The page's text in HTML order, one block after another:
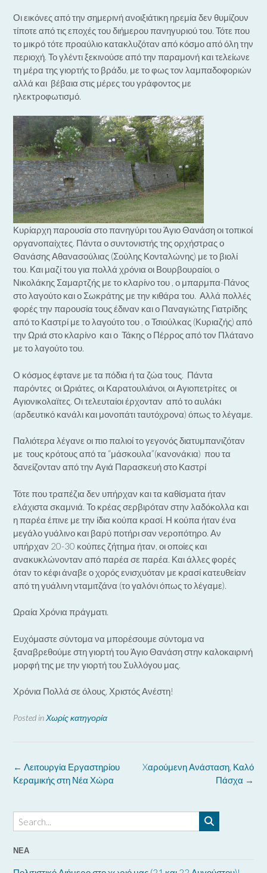
Οι εικόνες από την σημερινή ανοιξιάτικη ηρεμία δεν θυμίζουν
τίποτε από τις εποχές του διήμερου πανηγυριού του. Τότε που
το μικρό τότε προαύλιο κατακλυζόταν από κόσμο από όλη την
περιοχή. Το γλέντι ξεκινούσε από την παραμονή και τελείωνε
τη μέρα της γιορτής το βράδυ, με το φως τον λαμπαδοφοριών
αλλά και βέβαια στις μέρες του γράφοντος με
ηλεκτροφωτισμό.
Κυρίαρχη παρουσία στο πανηγύρι του Άγιο Θανάση οι τοπικοί
οργανοπαίχτες. Πάντα ο συντονιστής της ορχήστρας ο
Θανάσης Αθανασούλιας (Σούλης Κονταλώνης) με το βιολί
του. Και μαζί του για πολλά χρόνια οι Βουρβουραίοι, ο
Νικολάκης Σαμαρτζής με το κλαρίνο του , ο μπαρμπα-Πάνος
στο λαγούτο και ο Σωκράτης με την κιθάρα του. Αλλά πολλές
φορές την παρουσία τους έδιναν και ο Παναγιώτης Γιατρίδης
από το Καστρί με το λαγούτο του , ο Τσιούλκας (Κυριαζής) από
την Ωριά στο κλαρίνο και ο Τάκης ο Πέρρος από τον Πλάτανο
με το λαγούτο του.
Ο κόσμος έφτανε με τα πόδια ή τα ζώα τους. Πάντα
παρόντες οι Ωριάτες, οι Καρατουλιάνοι, οι Αγιοπετρίτες οι
Αγιονικολαϊτες. Οι τελευταίοι έρχονταν από το αυλάκι
(αρδευτικό κανάλι και μονοπάτι ταυτόχρονα) όπως το λέγαμε.
Παλιότερα λέγανε οι πιο παλιοί το γεγονός διατυμπανιζόταν
με τους κρότους από τα “μάσκουλα”(κανονάκια) που τα
δανείζονταν από την Αγιά Παρασκευή στο Καστρί
Τότε που τραπέζια δεν υπήρχαν και τα καθίσματα ήταν
ελάχιστα σκαμνιά. Το κρέας σερβιρόταν στην λαδόκολλα και
η παρέα έπινε με την ίδια κούπα κρασί. Η κούπα ήταν ένα
μεγάλο γυάλινο και βαρύ ποτήρι σαν νεροπότηρο. Αν
υπήρχαν 20-30 κούπες ζήτημα ήταν, οι οποίες και
ανακυκλώνονταν από παρέα σε παρέα. Και άλλες φορές
όταν το κέφι άναβε ο χορός ενισχυόταν με κρασί κατευθείαν
από τη γυάλινη νταμιτζάνα (το γαλόνι όπως το λέγαμε).
Ωραία Χρόνια πράγματι.
Ευχόμαστε σύντομα να μπορέσουμε σύντομα να
ξαναβρεθούμε στη γιορτή του Άγιο Θανάση στην καλοκαιρινή
μορφή της με την γιορτή του Συλλόγου μας.
Χρόνια Πολλά σε όλους, Χριστός Ανέστη!
Posted inΧωρίς κατηγορία
Post
navigation
Xαρούμενη Ανάσταση, Καλό
Πάσχα →
← Λειτουργία Εργαστηρίου
Κεραμικής στη Νέα Χώρα
ΝΈΑ